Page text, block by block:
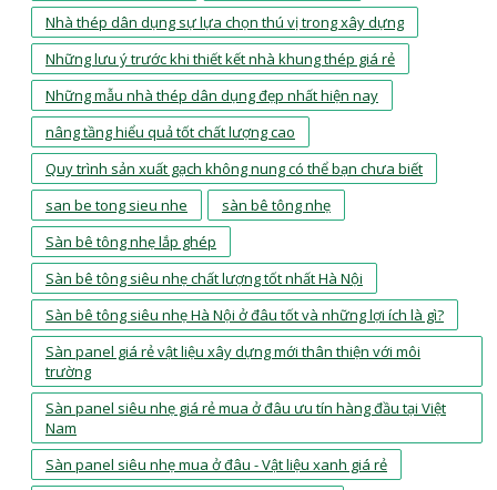
Nhà thép dân dụng sự lựa chọn thú vị trong xây dựng
Những lưu ý trước khi thiết kết nhà khung thép giá rẻ
Những mẫu nhà thép dân dụng đẹp nhất hiện nay
nâng tầng hiểu quả tốt chất lượng cao
Quy trình sản xuất gạch không nung có thể bạn chưa biết
san be tong sieu nhe
sàn bê tông nhẹ
Sàn bê tông nhẹ lắp ghép
Sàn bê tông siêu nhẹ chất lượng tốt nhất Hà Nội
Sàn bê tông siêu nhẹ Hà Nội ở đâu tốt và những lợi ích là gì?
Sàn panel giá rẻ vật liệu xây dựng mới thân thiện với môi
trường
Sàn panel siêu nhẹ giá rẻ mua ở đâu ưu tín hàng đầu tại Việt
Nam
Sàn panel siêu nhẹ mua ở đâu - Vật liệu xanh giá rẻ